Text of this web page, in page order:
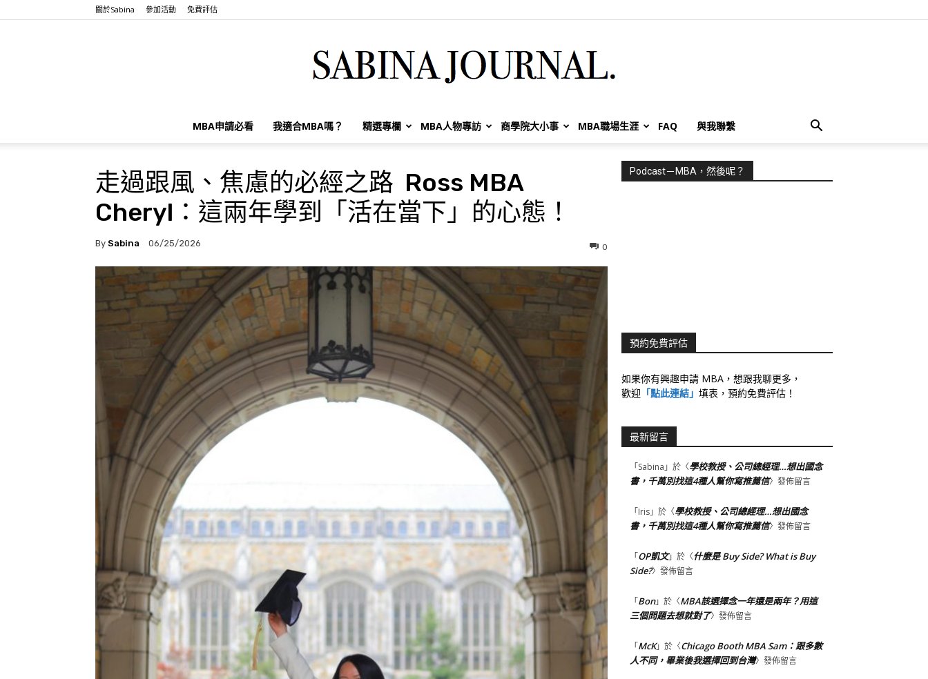
關於Sabina 參加活動 免費評估
Sabina
Huang
MBA申請必看 我適合MBA嗎？ 精選專欄 MBA人物專訪 商學院大小事 MBA職場生涯 FAQ 與我聯繫
走過跟風、焦慮的必經之路 Ross MBA
Cheryl：這兩年學到「活在當下」的心態！
By Sabina 06/25/2026 0
Podcast－MBA，然後呢？
預約免費評估
如果你有興趣申請 MBA，想跟我聊更多，
歡迎 「點此連結」 填表，預約免費評估！
最新留言
「Sabina 」於〈學校教授、公司總經理…想出國念
書，千萬別找這4種人幫你寫推薦信〉發佈留言
「Iris」於〈學校教授、公司總經理…想出國念
書，千萬別找這4種人幫你寫推薦信〉發佈留言
「OP凱文」於〈什麼是 Buy Side? What is Buy
Side?〉發佈留言
「Bon」於〈MBA該選擇念一年還是兩年？用這
三個問題去想就對了〉發佈留言
「McK」於〈Chicago Booth MBA Sam：跟多數
人不同，畢業後我選擇回到台灣〉發佈留言